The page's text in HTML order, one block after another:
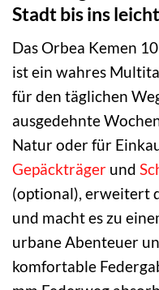
Stadt bis ins
Das Orbea Kemen
ist ein wahres
für den täglichen
ausgedehnte
Natur oder für
Gepäckträger und
(optional), erweitert
und macht es zu
urbane Abenteuer
komfortable